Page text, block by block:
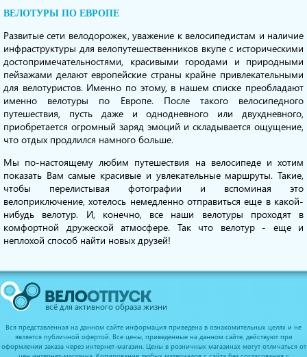
ВЕЛОТУРЫ ПО ЕВРОПЕ
Развитые сети велодорожек, уважение к велосипедистам и наличие
инфраструктуры для велопутешественников вкупе с историческими
достопримечательностями, красивыми городами и природными
пейзажами делают европейские страны крайне привлекательными
для велотуристов. Именно по этому, в нашем списке преобладают
именно велотуры по Европе. После такого велосипедного
путешествия, пусть даже и однодневного или двухдневного,
приобретается огромный заряд эмоций и складывается ощущение,
что отдых продлился намного больше.
Мы по-настоящему любим путешествия на велосипеде и хотим
показать Вам самые красивые и увлекательные маршруты. Такие,
чтобы перелистывая фотографии и вспоминая это
велоприключение, хотелось немедленно отправиться еще в какой-
нибудь велотур. И, конечно, все наши велотуры проходят в
комфортной дружеской атмосфере. Так что велотур - еще и
неплохой способ найти новых друзей!
всё для активного образа жизни
Вся представленная на данном сайте информация приведена в ознакомительных целях и не
является публичной офертой. Все цены, приведенные на данном сайте, действуют при
оформлении заказа через интернет-магазин. Цены в розничных магазинах могут отличаться от